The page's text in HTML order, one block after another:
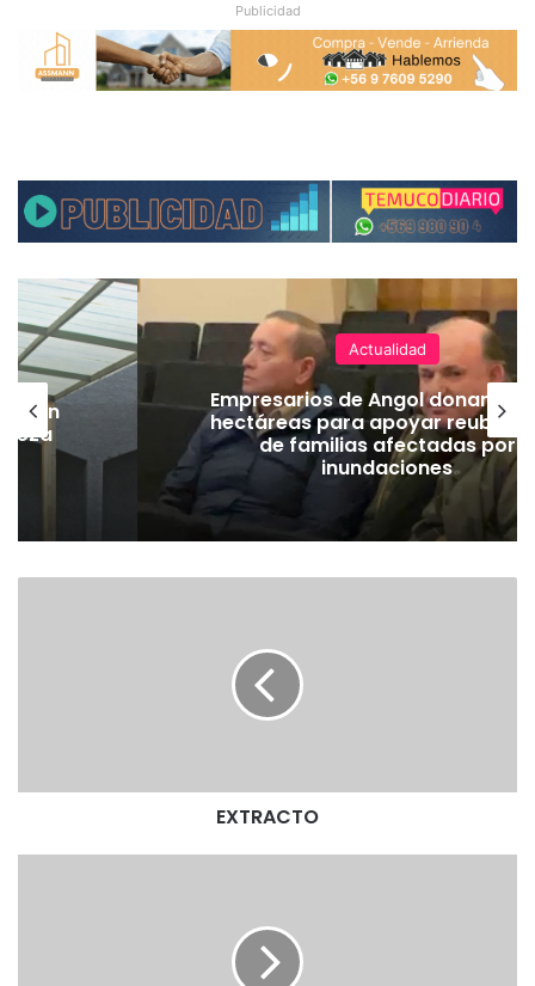
Publicidad
Actualidad
Empresarios de Angol donan
hectáreas para apoyar
de familias afectadas por
inundaciones
EXTRACTO